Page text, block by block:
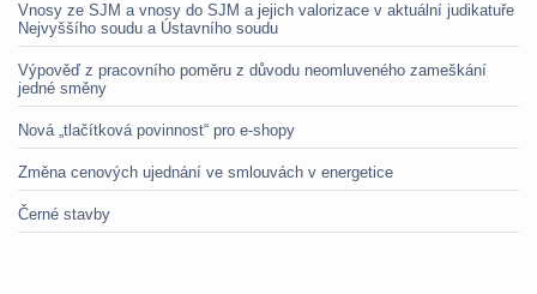
Vnosy ze SJM a vnosy do SJM a jejich valorizace v aktuální judikatuře
Nejvyššího soudu a Ústavního soudu
Výpověď z pracovního poměru z důvodu neomluveného zameškání
jedné směny
Nová „tlačítková povinnost“ pro e-shopy
Změna cenových ujednání ve smlouvách v energetice
Černé stavby